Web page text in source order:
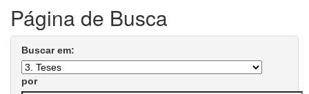
Página de Busca
Buscar em:
por